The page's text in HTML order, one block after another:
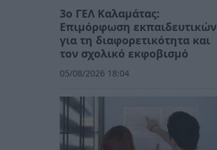
3ο ΓΕΛ Καλαμάτας:
Επιμόρφωση εκπαιδευτικών
για τη διαφορετικότητα και
τον σχολικό εκφοβισμό
05/08/2026 18:04